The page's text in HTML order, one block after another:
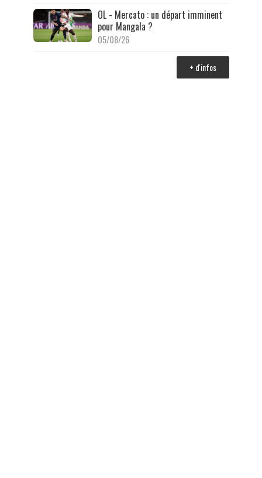
OL - Mercato : un départ imminent
pour Mangala ?
05/08/26
+ d'infos